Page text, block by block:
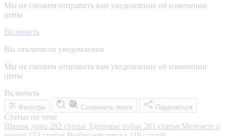
Мы не сможем отправить вам уведомление об изменении
цены
Включить
Вы отключили уведомления
Мы не сможем отправить вам уведомление об изменении
цены
Включить
Фильтры Сохранить поиск Поделиться
Статьи по теме
Щенок дома 282 статьи Здоровье собак 281 статья Мечтаете о